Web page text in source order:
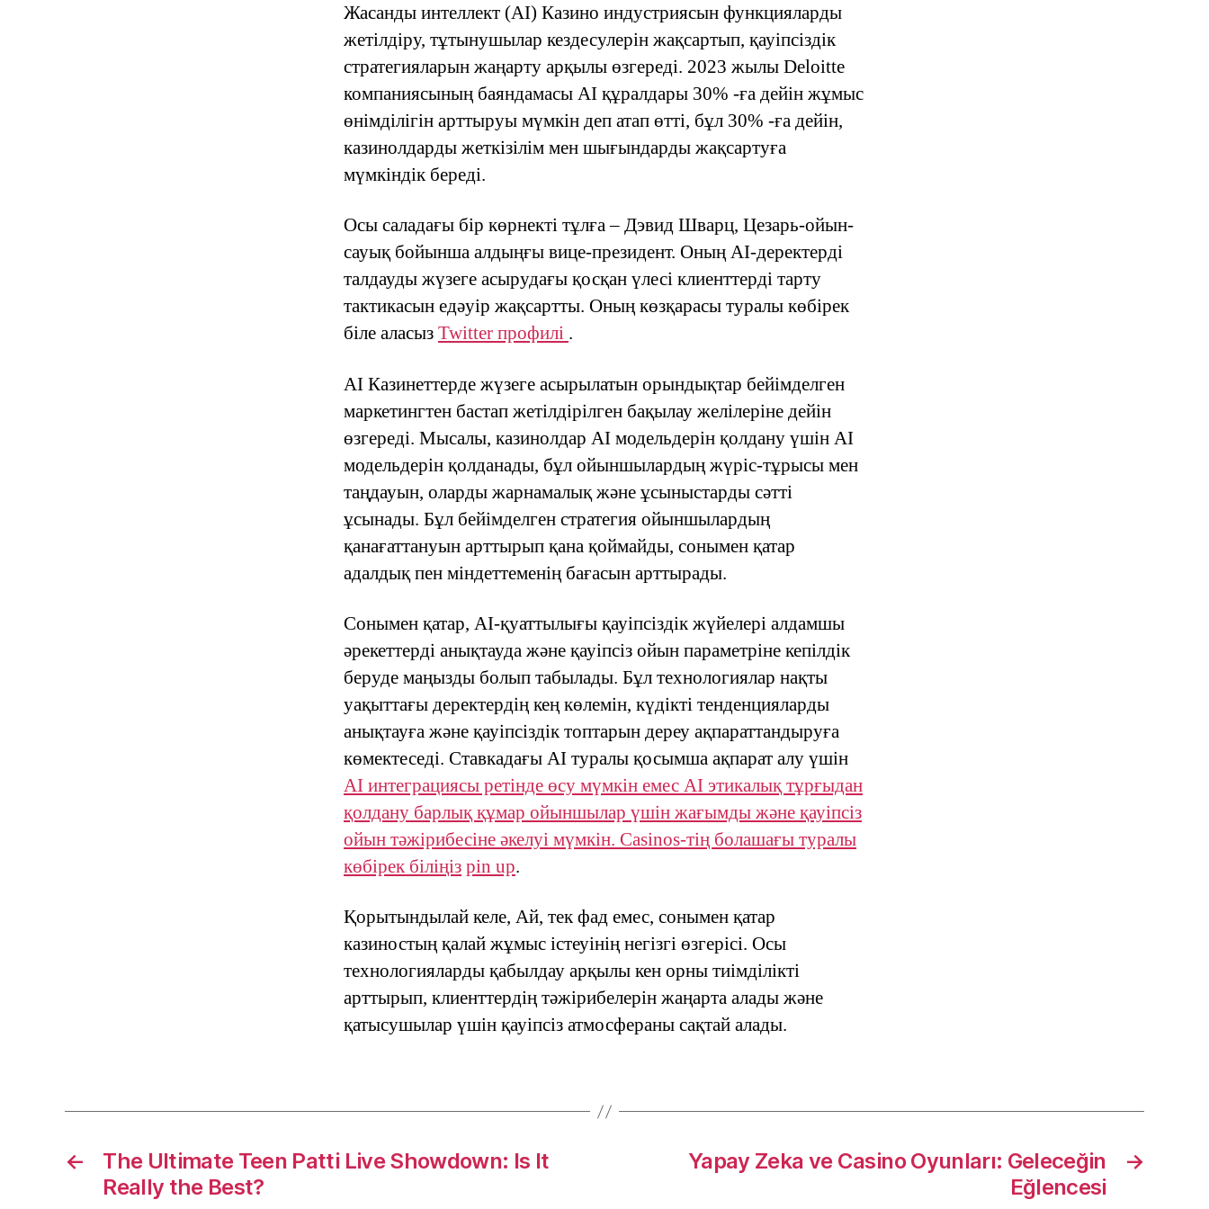
Жасанды интеллект (AI) Казино индустриясын функцияларды
жетілдіру, тұтынушылар кездесулерін жақсартып, қауіпсіздік
стратегияларын жаңарту арқылы өзгереді. 2023 жылы Deloitte
компаниясының баяндамасы AI құралдары 30% -ға дейін жұмыс
өнімділігін арттыруы мүмкін деп атап өтті, бұл 30% -ға дейін,
казинолдарды жеткізілім мен шығындарды жақсартуға
мүмкіндік береді.
Осы саладағы бір көрнекті тұлға – Дэвид Шварц, Цезарь-ойын-
сауық бойынша алдыңғы вице-президент. Оның AI-деректерді
талдауды жүзеге асырудағы қосқан үлесі клиенттерді тарту
тактикасын едәуір жақсартты. Оның көзқарасы туралы көбірек
біле аласызTwitter профилі .
AI Казинеттерде жүзеге асырылатын орындықтар бейімделген
маркетингтен бастап жетілдірілген бақылау желілеріне дейін
өзгереді. Мысалы, казинолдар AI модельдерін қолдану үшін AI
модельдерін қолданады, бұл ойыншылардың жүріс-тұрысы мен
таңдауын, оларды жарнамалық және ұсыныстарды сәтті
ұсынады. Бұл бейімделген стратегия ойыншылардың
қанағаттануын арттырып қана қоймайды, сонымен қатар
адалдық пен міндеттеменің бағасын арттырады.
Сонымен қатар, AI-қуаттылығы қауіпсіздік жүйелері алдамшы
әрекеттерді анықтауда және қауіпсіз ойын параметріне кепілдік
беруде маңызды болып табылады. Бұл технологиялар нақты
уақыттағы деректердің кең көлемін, күдікті тенденцияларды
анықтауға және қауіпсіздік топтарын дереу ақпараттандыруға
көмектеседі. Ставкадағы AI туралы қосымша ақпарат алу үшін
AI интеграциясы ретінде өсу мүмкін емес AI этикалық тұрғыдан
қолдану барлық құмар ойыншылар үшін жағымды және қауіпсіз
ойын тәжірибесіне әкелуі мүмкін. Casinos-тің болашағы туралы
көбірек біліңізpin up.
Қорытындылай келе, Ай, тек фад емес, сонымен қатар
казиностың қалай жұмыс істеуінің негізгі өзгерісі. Осы
технологияларды қабылдау арқылы кен орны тиімділікті
арттырып, клиенттердің тәжірибелерін жаңарта алады және
қатысушылар үшін қауіпсіз атмосфераны сақтай алады.
←
The Ultimate Teen Patti Live Showdown: Is It
Really the Best?
→
Yapay Zeka ve Casino Oyunları: Geleceğin
Eğlencesi